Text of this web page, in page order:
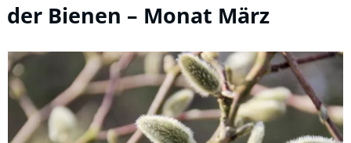
der Bienen – Monat März